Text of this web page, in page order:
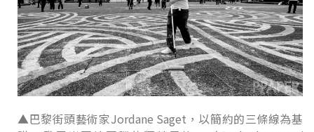
▲巴黎街頭藝術家Jordane Saget，以簡約的三條線為基